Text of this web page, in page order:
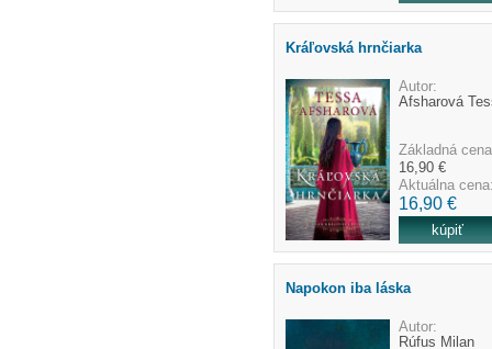
Kráľovská hrnčiarka
Autor:
Afsharová
Základná
16,90 €
Aktuálna
16,90 €
Napokon iba láska
Autor:
Rúfus Milan